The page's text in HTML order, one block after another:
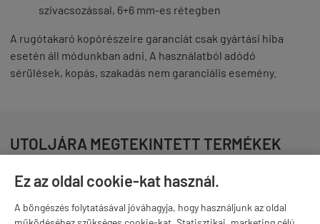
Ez az oldal cookie-kat használ.
A böngészés folytatásával jóváhagyja, hogy használjunk az oldal
szivacsozással, 6+6 mm-es rétegben
A rugótakaró kopórészeire garanciát csak gyártási hiba
esetén áll módunkban adni. A használatból adódó
sérülések, kopás, szakadás nem garanciális esemény.
UTOLJÁRA MEGTEKINTETT TERMÉKEK
RUGÓVÉDŐ - 396 CM -ES TRAMBULINHOZ
17 175 Ft